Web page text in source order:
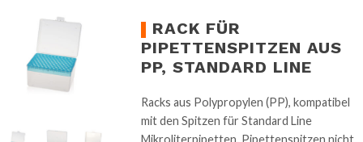
RACK FÜR
PIPETTENSPITZEN AUS
PP, STANDARD LINE
Racks aus Polypropylen (PP), kompatibel
mit den Spitzen für Standard Line